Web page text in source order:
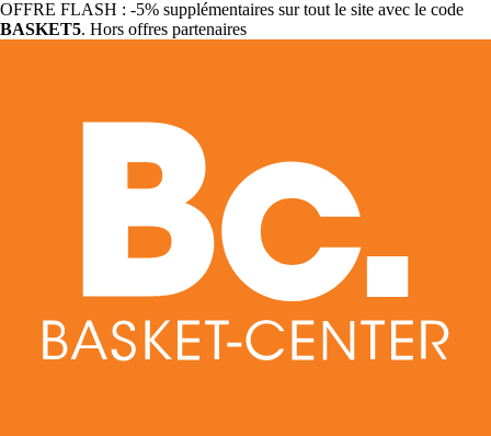
OFFRE FLASH : -5% supplémentaires sur tout le site avec le code
BASKET5. Hors offres partenaires